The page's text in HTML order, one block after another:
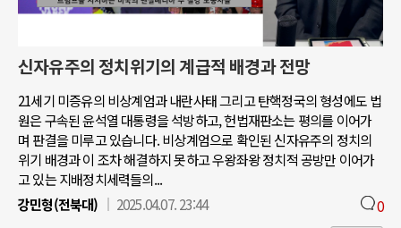
신자유주의 정치위기의 계급적 배경과 전망
21세기 미증유의 비상계엄과 내란사태 그리고 탄핵정국의 형성에도 법
원은 구속된 윤석열 대통령을 석방하고, 헌법재판소는 평의를 이어가
며 판결을 미루고 있습니다. 비상계엄으로 확인된 신자유주의 정치의
위기 배경과 이 조차 해결하지 못하고 우왕좌왕 정치적 공방만 이어가
고 있는 지배정치세력들의...
강민형(전북대)
2025.04.07. 23:44 0